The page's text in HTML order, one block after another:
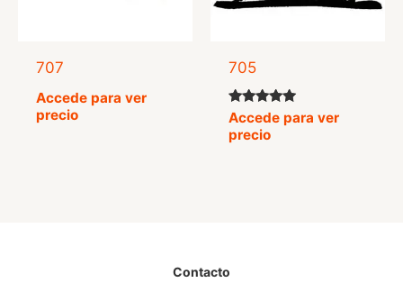
707
Accede para ver
precio
705
Valorado
con
4.75
Accede para ver
precio
Contacto